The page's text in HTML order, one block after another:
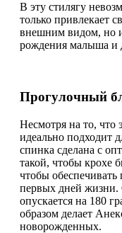
В эту стилягу
только привлекает
внешним видом, но
рождения малыша и
Прогулочный
Несмотря на то, что
идеально подходит
спинка сделана с
такой, чтобы крохе
чтобы
первых дней жизни.
опускается на 180
образом делает
новорожденных.